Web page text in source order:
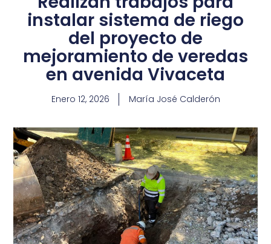
instalar sistema de riego
del proyecto de
mejoramiento de veredas
en avenida Vivaceta
Enero 12, 2026 María José Calderón